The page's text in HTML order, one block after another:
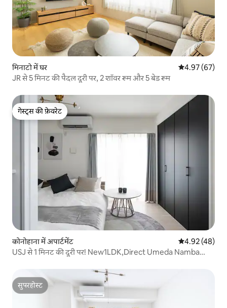
मिनाटो में घर औसत रेटिंग 5 में
4.97 (67)
JR से 5 मिनट की पैदल दूरी पर, 2 शॉवर रूम और 5 बेड रूम
गेस्ट्स की फ़ेवरेट
गेस्ट्स की फ़ेवरेट
कोनोहाना में अपार्टमेंट औसत रेटिंग 5 में
4.92 (48)
USJ से 1 मिनट की दूरी पर! New1LDK,Direct Umeda Namba
सुपरहोस्ट
सुपरहोस्ट